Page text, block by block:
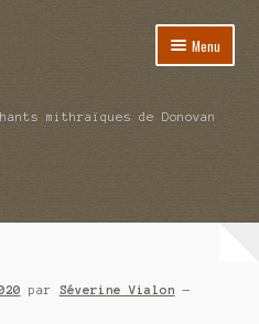
Menu
mithraïques de Donovan
par Séverine Vialon
—